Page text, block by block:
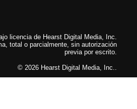
licencia de Hearst Digital Media, Inc.
total o parcialmente, sin autorización
previa por escrito.
© 2026 Hearst Digital Media, Inc..